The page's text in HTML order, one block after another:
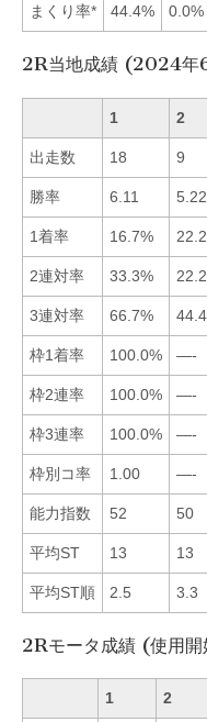
まくり率* 44.4% 0.0%
2R当地成績 (2024年
1 2
出走数 18 9
勝率 6.11 5.22
1着率 16.7%
2連対率 33.3%
3連対率 66.7%
枠1着率 100.0% —-
枠2連率 100.0% —-
枠3連率 100.0% —-
枠別コ率 1.00 —-
能力指数 52 50
平均ST 13 13
平均ST順 2.5 3.3
2Rモータ成績 (使用
1 2